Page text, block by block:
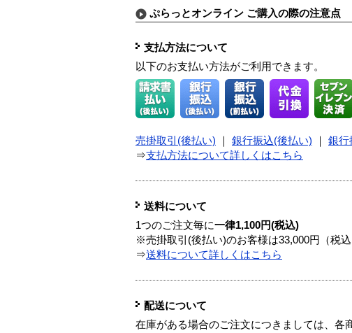
ぷらっとオンライン ご購入の際の注意点
支払方法について
以下のお支払い方法がご利用できます。
売掛取引(後払い) 銀行振込(後払い) 銀行
⇒支払方法について詳しくはこちら
送料について
1つのご注文毎に一律1,100円(税込)
※売掛取引(後払い)のお客様は33,000円（税
⇒送料について詳しくはこちら
配送について
在庫がある場合のご注文につきましては、各